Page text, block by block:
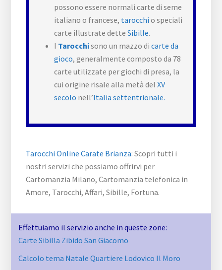
possono essere normali carte di seme
italiano o francese, tarocchi o speciali
carte illustrate detteSibille.
I Tarocchisono un mazzo dicarte da
gioco, generalmente composto da 78
carte utilizzate per giochi di presa, la
cui origine risale alla metà delXV
secolo nell’Italia settentrionale.
Tarocchi Online Carate Brianza: Scopri tutti i
nostri servizi che possiamo offrirvi per
Cartomanzia Milano, Cartomanzia telefonica in
Amore, Tarocchi, Affari, Sibille, Fortuna.
Effettuiamo il servizio anche in queste zone:
Carte Sibilla Zibido San Giacomo
Calcolo tema Natale Quartiere Lodovico Il Moro